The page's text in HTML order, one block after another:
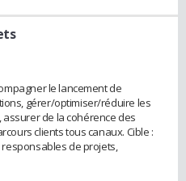
le lancement de
gérer/optimiser/réduire les
de la cohérence des
clients tous canaux. Cible :
responsables de projets,